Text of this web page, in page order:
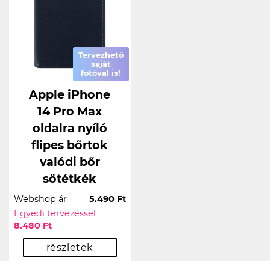
Tervezhető
saját
fotóval is!
Apple iPhone
14 Pro Max
oldalra nyíló
flipes bőrtok
valódi bőr
sötétkék
Webshop ár
5.490 Ft
Egyedi tervezéssel
8.480 Ft
részletek